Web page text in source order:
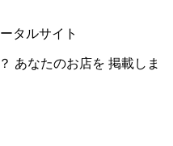
タルサイト
あなたのお店を 掲載しま